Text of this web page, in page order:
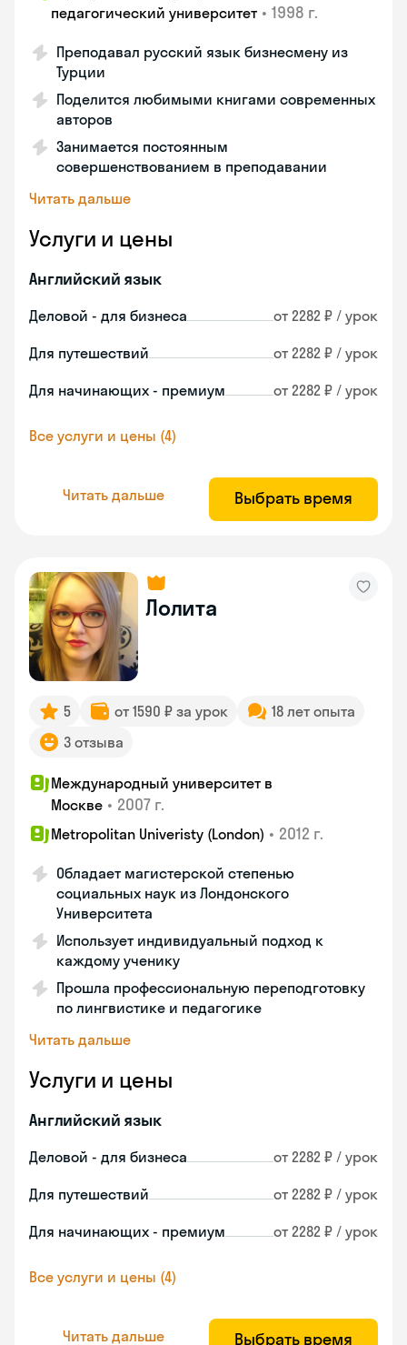
педагогический университет • 1998 г.
Преподавал русский язык бизнесмену из
Турции
Поделится любимыми книгами современных
авторов
Занимается постоянным
совершенствованием в преподавании
Читать дальше
Услуги и цены
Английский язык
Деловой - для бизнеса от 2282 ₽ / урок
Для путешествий от 2282 ₽ / урок
Для начинающих - премиум от 2282 ₽ / урок
Все услуги и цены (4)
Читать дальше Выбрать время
Лолита
5 от 1590 ₽ за урок
18 лет опыта
3 отзыва
Международный университет в
Москве • 2007 г.
Metropolitan Univeristy (London) • 2012 г.
Обладает магистерской степенью
социальных наук из Лондонского
Университета
Использует индивидуальный подход к
каждому ученику
Прошла профессиональную переподготовку
по лингвистике и педагогике
Читать дальше
Услуги и цены
Английский язык
Деловой - для бизнеса от 2282 ₽ / урок
Для путешествий от 2282 ₽ / урок
Для начинающих - премиум от 2282 ₽ / урок
Все услуги и цены (4)
Читать дальше Выбрать время